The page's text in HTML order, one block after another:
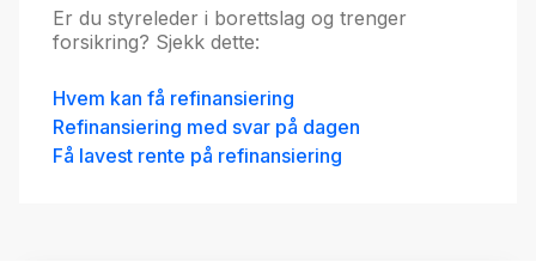
Er du styreleder i borettslag og trenger
forsikring? Sjekk dette:
Hvem kan få refinansiering
Refinansiering med svar på dagen
Få lavest rente på refinansiering